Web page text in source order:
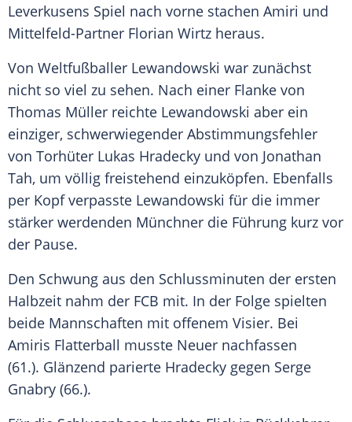
Leverkusens Spiel nach vorne stachen Amiri und
Mittelfeld-Partner Florian Wirtz heraus.
Von Weltfußballer Lewandowski war zunächst
nicht so viel zu sehen. Nach einer Flanke von
Thomas Müller reichte Lewandowski aber ein
einziger, schwerwiegender Abstimmungsfehler
von Torhüter Lukas Hradecky und von Jonathan
Tah, um völlig freistehend einzuköpfen. Ebenfalls
per Kopf verpasste Lewandowski für die immer
stärker werdenden Münchner die Führung kurz vor
der Pause.
Den Schwung aus den Schlussminuten der ersten
Halbzeit nahm der FCB mit. In der Folge spielten
beide Mannschaften mit offenem Visier. Bei
Amiris Flatterball musste Neuer nachfassen
(61.). Glänzend parierte Hradecky gegen Serge
Gnabry (66.).